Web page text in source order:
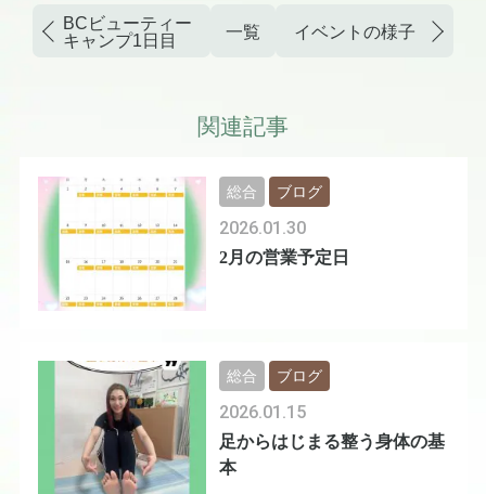
BCビューティー
キャンプ1日目
一覧 イベントの様子
関連記事
2月の営業予定日
2026.01.30
総合 ブログ
足からはじまる整う身体の基
本
2026.01.15
総合 ブログ